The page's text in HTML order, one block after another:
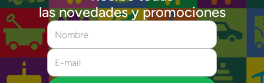
las novedades y promociones